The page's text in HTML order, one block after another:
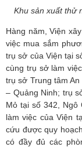
Khu sản xuất thử
Hàng năm, Viện
việc mua sắm
trụ sở của Viện tại
cùng trụ sở làm
trụ sở Trung tâm
– Quảng Ninh; trụ
Mỏ tại số 342,
làm việc của Viện
cứu được quy
có đầy đủ các